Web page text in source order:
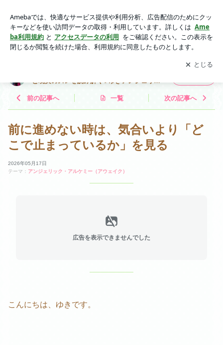
こと | 見えないものを視る。天使と脳科学で、本音と現実のズ
レを読み解く✨ゆきアンジェリーク
アプリをダウンロードして ブログの更新通知
を受け取りまし
ょう。
開く
と現実のズレを読み解く✨ゆきアンジェリー
前の記事へ 一覧 次の記事へ
前に進めない時は、気合いより「ど
こで止まっているか」を見る
2026年05月17日
テーマ： アンジェリック・アルケミー（アウェイク）
広告を表示できませんでした
こんにちは、ゆきです。